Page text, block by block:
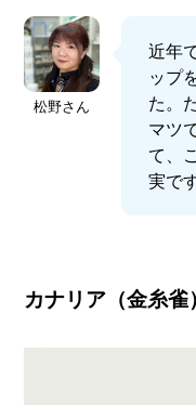
松野さん
近年
ップ
た。
マツ
て、
実で
カナリア（金糸雀）